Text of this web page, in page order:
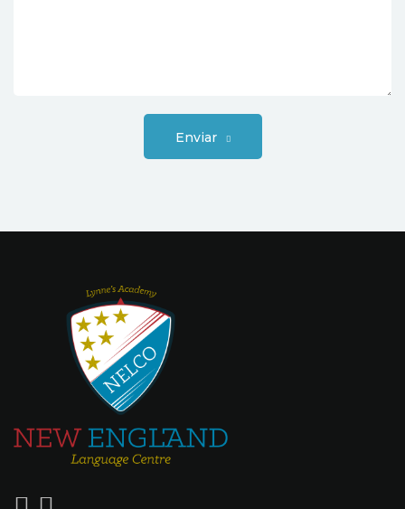
Enviar